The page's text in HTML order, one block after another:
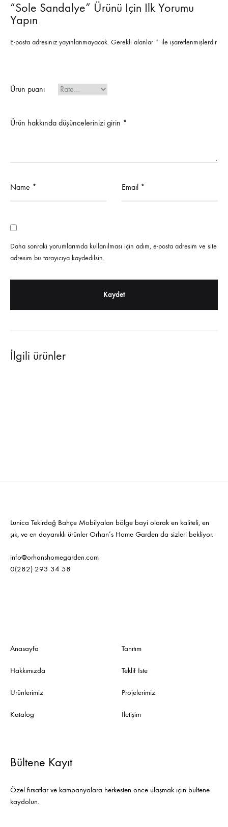
“Sole Sandalye” Ürünü Için Ilk Yorumu
Yapın
E-posta adresiniz yayınlanmayacak. Gerekli alanlar * ile işaretlenmişlerdir
Ürün puanı
Ürün hakkında düşüncelerinizi girin *
Name * Email *
Daha sonraki yorumlarımda kullanılması için adım, e-posta adresim ve site
adresim bu tarayıcıya kaydedilsin.
İlgili ürünler
Lunica Tekirdağ Bahçe Mobilyaları bölge bayi olarak en kaliteli, en
şık, ve en dayanıklı ürünler Orhan’s Home Garden da sizleri bekliyor.
info@orhanshomegarden.com
0(282) 293 34 58
Anasayfa
Hakkımızda
Ürünlerimiz
Katalog
Tanıtım
Teklif İste
Projelerimiz
İletişim
Bültene Kayıt
Özel fırsatlar ve kampanyalara herkesten önce ulaşmak için bültene
kaydolun.